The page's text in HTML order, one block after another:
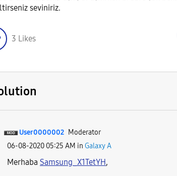
seviniriz.
3 Likes
User0000002 Moderator
‎06-08-2020 05:25 AM in Galaxy A
Merhaba Samsung_X1TetYH,